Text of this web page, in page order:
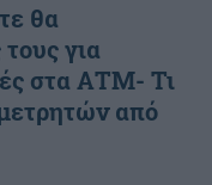
θα
για
στα ΑΤΜ- Τι
από